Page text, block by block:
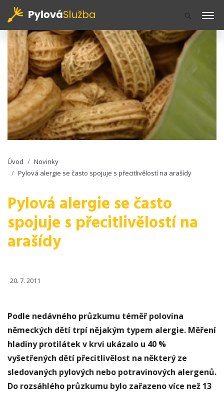
Úvod
Novinky
Pylová alergie se často spojuje s přecitlivělostí na arašídy
Pylová alergie se často
spojuje s přecitlivělostí na
arašídy
20. 7. 2011
Podle nedávného průzkumu téměř polovina
německých dětí trpí nějakým typem alergie. Měření
hladiny protilátek v krvi ukázalo u 40 %
vyšetřených dětí přecitlivělost na některý ze
sledovaných pylových nebo potravinových alergenů.
Do rozsáhlého průzkumu bylo zařazeno více než 13